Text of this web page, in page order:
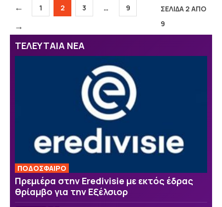
← Σελίδα
1 Σελίδα
2 Σελίδα
3 … Σελίδα
9
→
ΣΕΛΙΔΑ 2 ΑΠΟ
9
ΤΕΛΕΥΤΑΙΑ ΝΕΑ
ΠΟΔΟΣΦΑΙΡΟ
Πρεμιέρα στην Eredivisie με εκτός έδρας
θρίαμβο για την Εξέλσιορ